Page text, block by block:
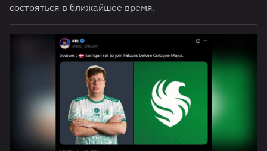
состояться в ближайшее время.